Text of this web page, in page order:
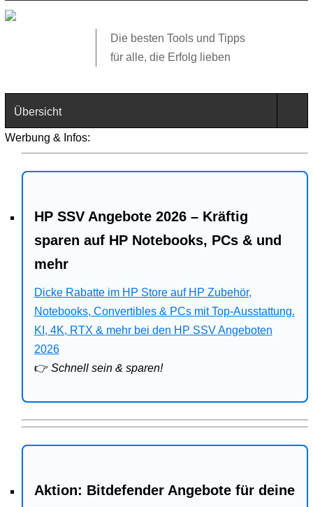
Die besten Tools und Tipps
für alle, die Erfolg lieben
Übersicht
Web
Business
Angebote
Bitdefender
Ratgeber
Werbung & Infos:
HP SSV Angebote 2026 – Kräftig
sparen auf HP Notebooks, PCs & und
mehr
Dicke Rabatte im HP Store auf HP Zubehör,
Notebooks, Convertibles & PCs mit Top-Ausstattung.
KI, 4K, RTX & mehr bei den HP SSV Angeboten
2026
👉 Schnell sein & sparen!
Aktion: Bitdefender Angebote für deine